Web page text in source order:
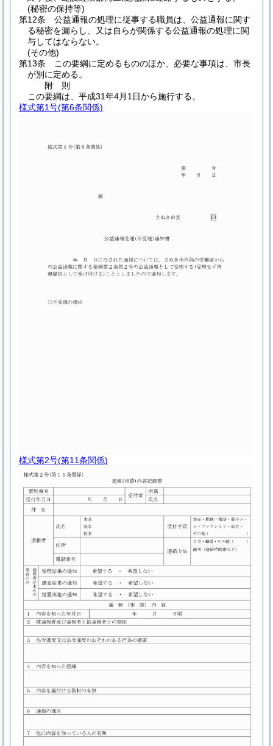
(秘密の保持等)
第12条
公益通報の処理に従事する職員は、公益通報に関す
る秘密を漏らし、又は自らが関係する公益通報の処理に関
与してはならない。
(その他)
第13条
この要綱に定めるもののほか、必要な事項は、市長
が別に定める。
附 則
この要綱は、平成31年4月1日から施行する。
様式第1号(第6条関係)
様式第2号(第11条関係)